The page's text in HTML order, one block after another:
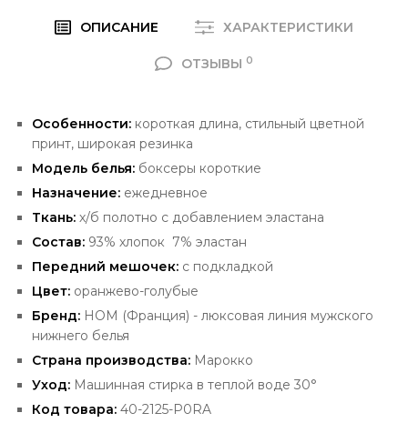
ОПИСАНИЕ ХАРАКТЕРИСТИКИ
ОТЗЫВЫ 0
Особенности: короткая длина, стильный цветной
принт, широкая резинка
Модель белья: боксеры короткие
Назначение: ежедневное
Ткань: х/б полотно с добавлением эластана
Состав: 93% хлопок 7% эластан
Передний мешочек: с подкладкой
Цвет: оранжево-голубые
Бренд: HOM (Франция) - люксовая линия мужского
нижнего белья
Страна производства: Марокко
Уход: Машинная стирка в теплой воде 30°
Код товара: 40-2125-P0RA